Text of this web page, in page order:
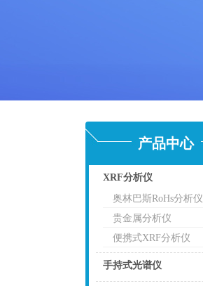
产品中心
XRF分析仪
点击
奥林巴斯RoHs分析仪
贵金属分析仪
便携式XRF分析仪
手持式光谱仪